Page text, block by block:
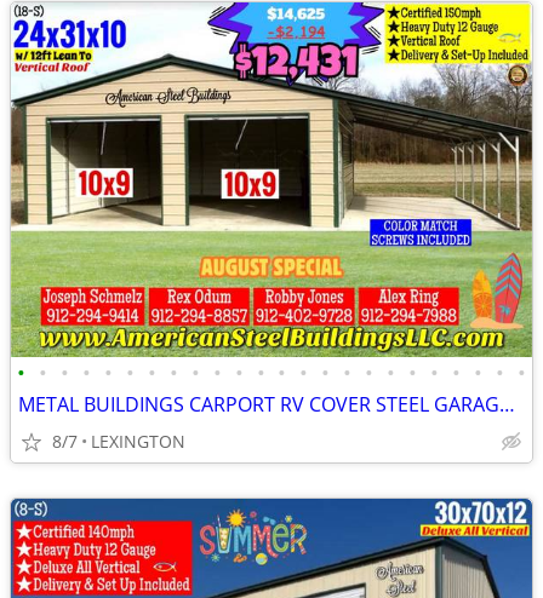
• • • • • • • • • • • • • • • • • • • • • • • •
METAL BUILDINGS CARPORT RV COVER STEEL GARAGE UTILITY SHED POLE BARN
8/7 LEXINGTON